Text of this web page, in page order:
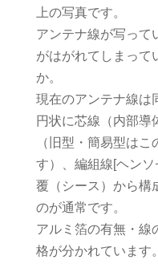
上の写真です。
アンテナ線が写って
がはがれてしまって
か。
現在のアンテナ線は
円状に芯線（内部導
（旧型・簡易型は
す）、編組線[ヘン
覆（シース）から構
のが通常です。
アルミ箔の有無・線
格が分かれています